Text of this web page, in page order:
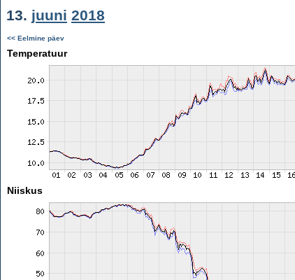
13. juuni 2018
<< Eelmine päev
Temperatuur
Niiskus